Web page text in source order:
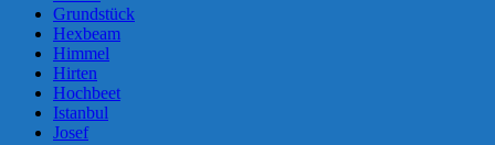
Grundstück
Hexbeam
Himmel
Hirten
Hochbeet
Istanbul
Josef